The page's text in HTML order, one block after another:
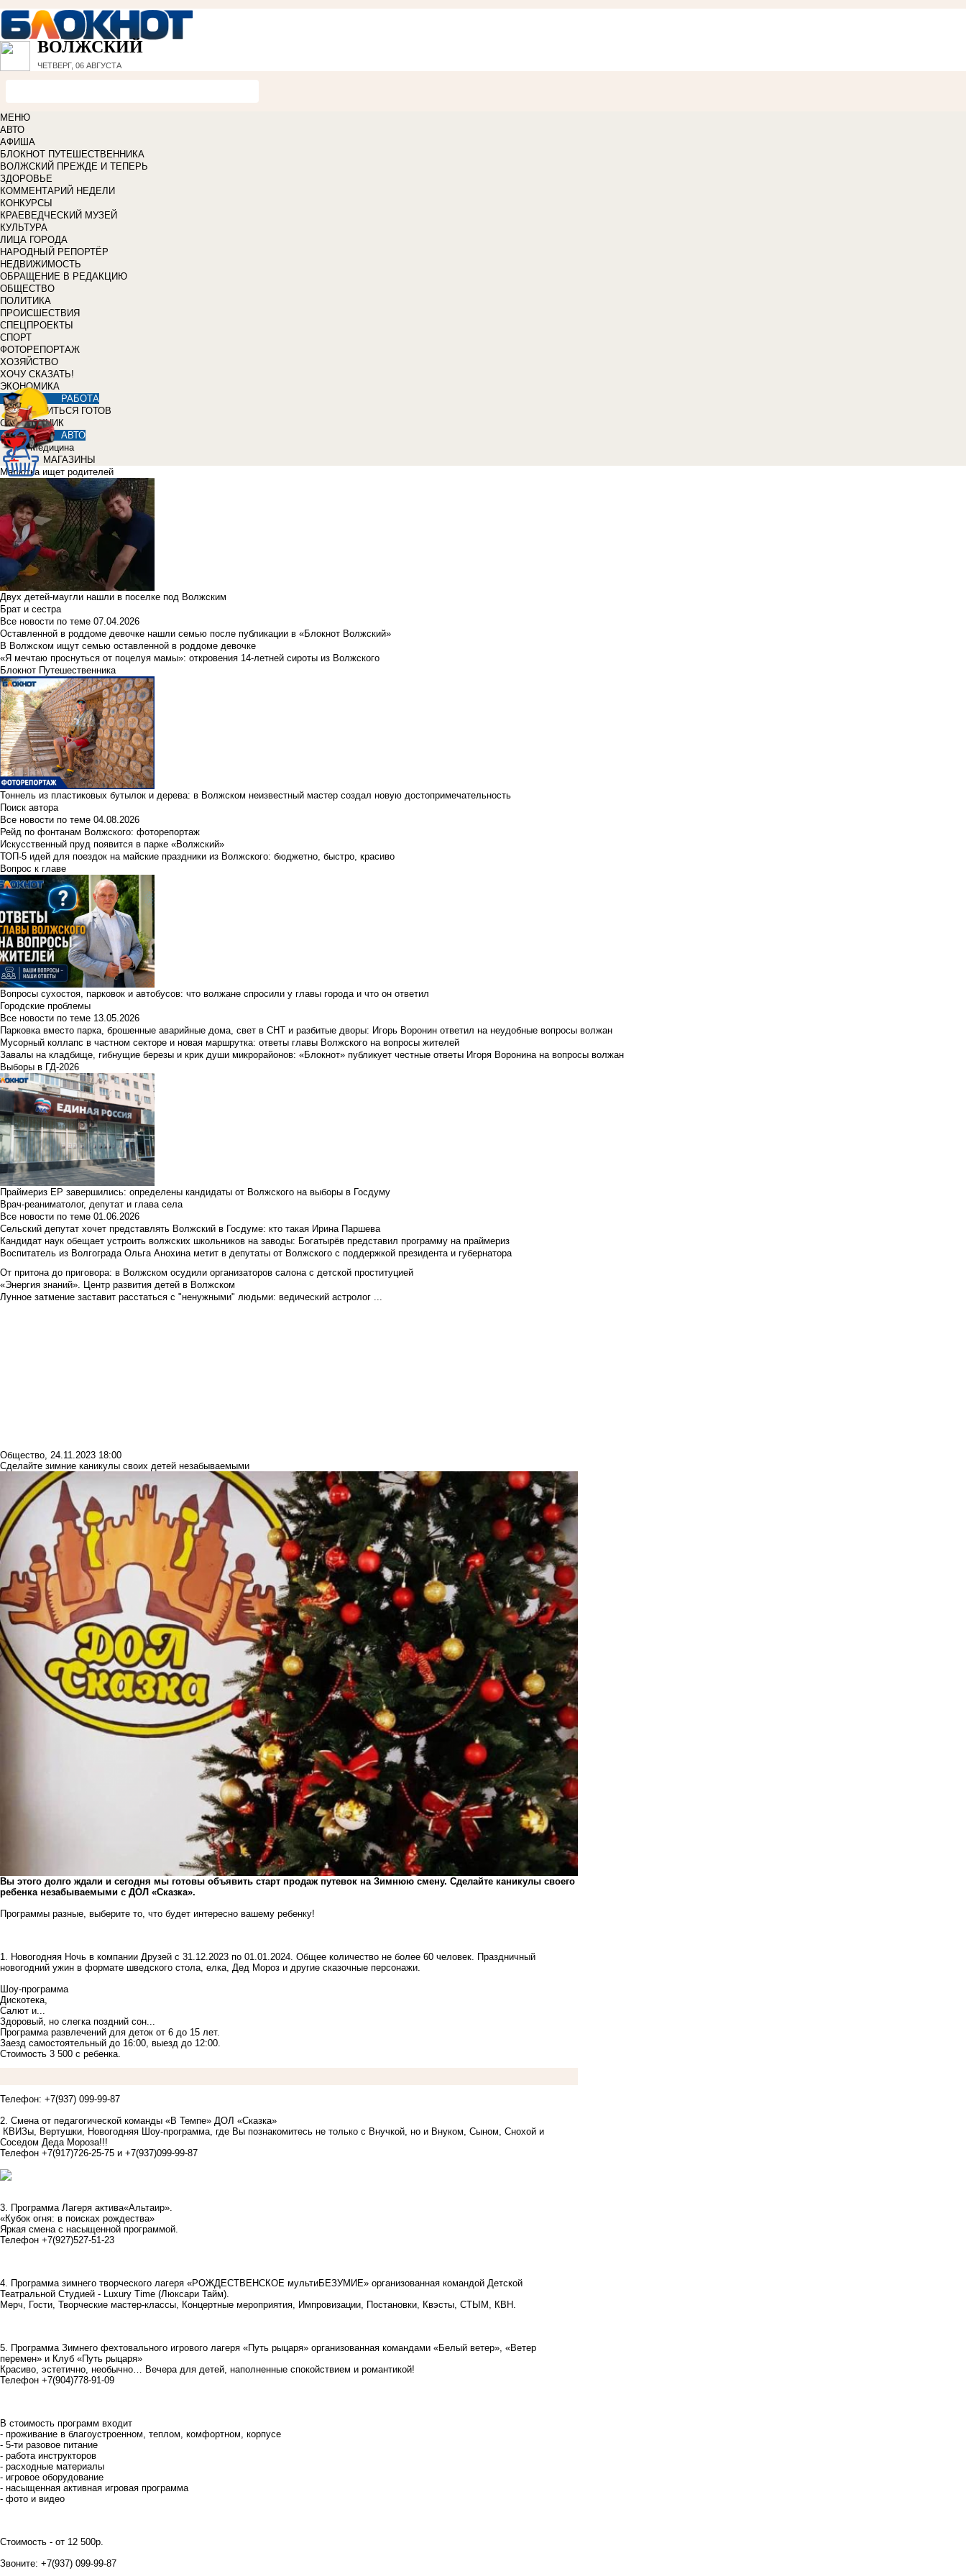
ВОЛЖСКИЙ
ЧЕТВЕРГ, 06 АВГУСТА
МЕНЮ
АВТО
АФИША
БЛОКНОТ ПУТЕШЕСТВЕННИКА
ВОЛЖСКИЙ ПРЕЖДЕ И ТЕПЕРЬ
ЗДОРОВЬЕ
КОММЕНТАРИЙ НЕДЕЛИ
КОНКУРСЫ
КРАЕВЕДЧЕСКИЙ МУЗЕЙ
КУЛЬТУРА
ЛИЦА ГОРОДА
НАРОДНЫЙ РЕПОРТЁР
НЕДВИЖИМОСТЬ
ОБРАЩЕНИЕ В РЕДАКЦИЮ
ОБЩЕСТВО
ПОЛИТИКА
ПРОИСШЕСТВИЯ
СПЕЦПРОЕКТЫ
СПОРТ
ФОТОРЕПОРТАЖ
ХОЗЯЙСТВО
ХОЧУ СКАЗАТЬ!
ЭКОНОМИКА
РАБОТА
УЧИТЬСЯ ГОТОВ
СПРАВОЧНИК
АВТО
Медицина
МАГАЗИНЫ
Малютка ищет родителей
Двух детей-маугли нашли в поселке под Волжским
Брат и сестра
Все новости по теме 07.04.2026
Оставленной в роддоме девочке нашли семью после публикации в «Блокнот Волжский»
В Волжском ищут семью оставленной в роддоме девочке
«Я мечтаю проснуться от поцелуя мамы»: откровения 14-летней сироты из Волжского
Блокнот Путешественника
Тоннель из пластиковых бутылок и дерева: в Волжском неизвестный мастер создал новую достопримечательность
Поиск автора
Все новости по теме 04.08.2026
Рейд по фонтанам Волжского: фоторепортаж
Искусственный пруд появится в парке «Волжский»
ТОП-5 идей для поездок на майские праздники из Волжского: бюджетно, быстро, красиво
Вопрос к главе
Вопросы сухостоя, парковок и автобусов: что волжане спросили у главы города и что он ответил
Городские проблемы
Все новости по теме 13.05.2026
Парковка вместо парка, брошенные аварийные дома, свет в СНТ и разбитые дворы: Игорь Воронин ответил на неудобные вопросы волжан
Мусорный коллапс в частном секторе и новая маршрутка: ответы главы Волжского на вопросы жителей
Завалы на кладбище, гибнущие березы и крик души микрорайонов: «Блокнот» публикует честные ответы Игоря Воронина на вопросы волжан
Выборы в ГД-2026
Праймериз ЕР завершились: определены кандидаты от Волжского на выборы в Госдуму
Врач-реаниматолог, депутат и глава села
Все новости по теме 01.06.2026
Сельский депутат хочет представлять Волжский в Госдуме: кто такая Ирина Паршева
Кандидат наук обещает устроить волжских школьников на заводы: Богатырёв представил программу на праймериз
Воспитатель из Волгограда Ольга Анохина метит в депутаты от Волжского с поддержкой президента и губернатора
От притона до приговора: в Волжском осудили организаторов салона с детской проституцией
«Энергия знаний». Центр развития детей в Волжском
Лунное затмение заставит расстаться с "ненужными" людьми: ведический астролог ...
Общество, 24.11.2023 18:00
Сделайте зимние каникулы своих детей незабываемыми
Вы этого долго ждали и сегодня мы готовы объявить старт продаж путевок на Зимнюю смену. Сделайте каникулы своего
ребенка незабываемыми с ДОЛ «Сказка».
Программы разные, выберите то, что будет интересно вашему ребенку!
1. Новогодняя Ночь в компании Друзей с 31.12.2023 по 01.01.2024. Общее количество не более 60 человек. Праздничный
новогодний ужин в формате шведского стола, елка, Дед Мороз и другие сказочные персонажи.
Шоу-программа
Дискотека,
Салют и...
Здоровый, но слегка поздний сон...
Программа развлечений для деток от 6 до 15 лет.
Заезд самостоятельный до 16:00, выезд до 12:00.
Стоимость 3 500 с ребенка.
Телефон: +7(937) 099-99-87
2. Смена от педагогической команды «В Темпе» ДОЛ «Сказка»
КВИЗы, Вертушки, Новогодняя Шоу-программа, где Вы познакомитесь не только с Внучкой, но и Внуком, Сыном, Снохой и
Соседом Деда Мороза!!!
Телефон +7(917)726-25-75 и +7(937)099-99-87
3. Программа Лагеря актива«Альтаир».
«Кубок огня: в поисках рождества»
Яркая смена с насыщенной программой.
Телефон +7(927)527-51-23
4. Программа зимнего творческого лагеря «РОЖДЕСТВЕНСКОЕ мультиБЕЗУМИЕ» организованная командой Детской
Театральной Студией - Luxury Time (Люксари Тайм).
Мерч, Гости, Творческие мастер-классы, Концертные мероприятия, Импровизации, Постановки, Квэсты, СТЫМ, КВН.
5. Программа Зимнего фехтовального игрового лагеря «Путь рыцаря» организованная командами «Белый ветер», «Ветер
перемен» и Клуб «Путь рыцаря»
Красиво, эстетично, необычно… Вечера для детей, наполненные спокойствием и романтикой!
Телефон +7(904)778-91-09
В стоимость программ входит
- проживание в благоустроенном, теплом, комфортном, корпусе
- 5-ти разовое питание
- работа инструкторов
- расходные материалы
- игровое оборудование
- насыщенная активная игровая программа
- фото и видео
Стоимость - от 12 500р.
Звоните: +7(937) 099-99-87